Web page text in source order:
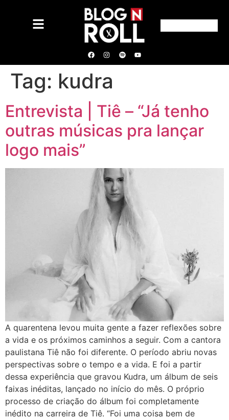
Tag: kudra
Entrevista | Tiê – “Já tenho
outras músicas pra lançar
logo mais”
A quarentena levou muita gente a fazer reflexões sobre
a vida e os próximos caminhos a seguir. Com a cantora
paulistana Tiê não foi diferente. O período abriu novas
perspectivas sobre o tempo e a vida. E foi a partir
dessa experiência que gravou Kudra, um álbum de seis
faixas inéditas, lançado no início do mês. O próprio
processo de criação do álbum foi completamente
inédito na carreira de Tiê. “Foi uma coisa bem de